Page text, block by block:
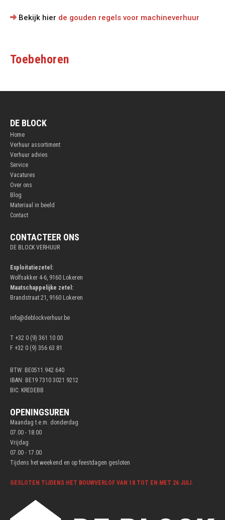
Bekijk hier de gouden regels voor machineverhuur
Toebehoren
DE BLOCK
Home
Verhuur assortiment
Verhuur advies
Service
Vacatures
Over ons
Blog
Materiaal in beeld
Contact
CONTACTEER ONS
DE BLOCK VERHUUR
Exploitatiezetel:
Wolfsakker 4-6, 9160 Lokeren
Maatschappelijke zetel:
Brandstraat 21, 9160 Lokeren
info@deblockverhuur.be
T +32 0 (9) 361 10 00
F +32 0 (9) 356 63 81
BTW: BE0511.942.640
IBAN: BE19 7310 3021 9212
BIC: KREDEBB
OPENINGSUREN
Maandag t.e.m. donderdag
07.00 - 18.00
Vrijdag
07.00 - 17.00
Tijdens het weekend en op feestdagen gesloten
GESLOTEN TIJDENS HET BOUWVERLOF VAN 18 TOT EN MET 26 JULI.